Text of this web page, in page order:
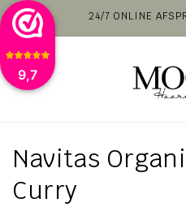
9,7
Meteen
naar de
content
24/7 ONLINE
C
o
Navitas
Curry